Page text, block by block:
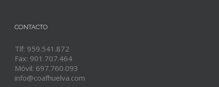
CONTACTO
Tlf: 959.541.872
Fax: 901.707.464
Móvil: 697.760.093
info@coafhuelva.com